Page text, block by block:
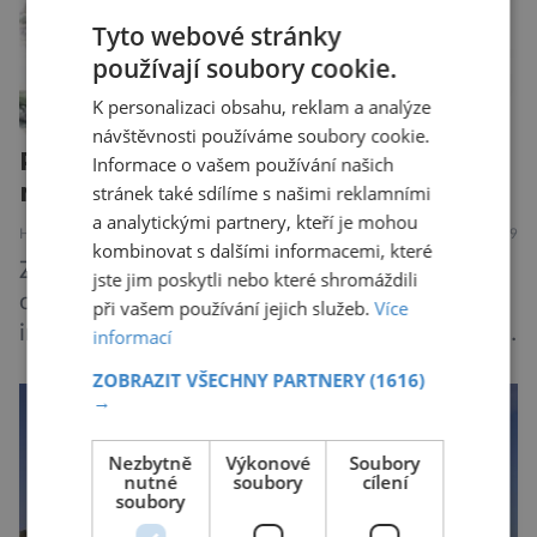
Pozůstatky největšího papouška
nalezli na Novém Zélandu
HISTORIE PŘÍRODA 8.8.2019
Zřejmě největší druh papouška v historii
objevili australští paleontologové. Podle všech
indicií dosahoval výšky až jednoho metru, vážil
skutečně silným zobákem. Pták dostal
jeho života je datována přibližně před 19
miliony lety. „Nový Zéland je dobře známý
svými velkými nelétavými ptáky. Dominantní
Tyto webové stránky
používají soubory cookie.
K personalizaci obsahu, reklam a analýze
návštěvnosti používáme soubory cookie.
Informace o vašem používání našich
stránek také sdílíme s našimi reklamními
a analytickými partnery, kteří je mohou
kombinovat s dalšími informacemi, které
jste jim poskytli nebo které shromáždili
při vašem používání jejich služeb.Více
informací
ZOBRAZIT VŠECHNY PARTNERY(1616)
→
Nezbytně
nutné
soubory
Výkonové
soubory
Soubory
cílení